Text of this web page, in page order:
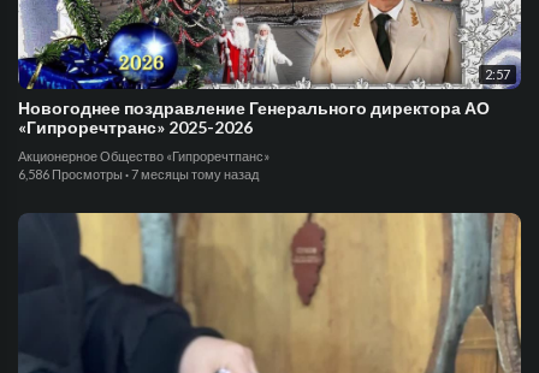
2:57
⁣Новогоднее поздравление Генерального директора АО
«Гипроречтранс» 2025-2026
Акционерное Общество «Гипроречтпанс»
6,586 Просмотры ·7 месяцы тому назад